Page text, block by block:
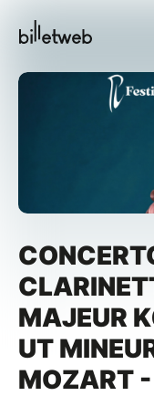
MAJEUR
UT
MOZART